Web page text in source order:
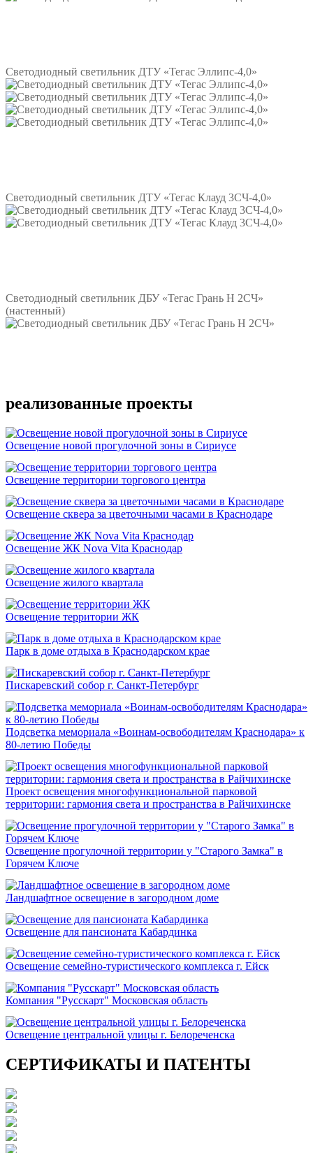
Светодиодный светильник ДТУ «Тегас Эллипс-4,0»
Светодиодный светильник ДТУ «Тегас Клауд 3СЧ-4,0»
Светодиодный светильник ДБУ «Тегас Грань Н 2СЧ»
(настенный)
реализованные проекты
Освещение новой прогулочной зоны в Сириусе
Освещение территории торгового центра
Освещение сквера за цветочными часами в Краснодаре
Освещение ЖК Nova Vita Краснодар
Освещение жилого квартала
Освещение территории ЖК
Парк в доме отдыха в Краснодарском крае
Пискаревский собор г. Санкт-Петербург
Подсветка мемориала «Воинам-освободителям Краснодара» к
80-летию Победы
Проект освещения многофункциональной парковой
территории: гармония света и пространства в Райчихинске
Освещение прогулочной территории у "Старого Замка" в
Горячем Ключе
Ландшафтное освещение в загородном доме
Освещение для пансионата Кабардинка
Освещение семейно-туристического комплекса г. Ейск
Компания "Русскарт" Московская область
Освещение центральной улицы г. Белореченска
СЕРТИФИКАТЫ И ПАТЕНТЫ